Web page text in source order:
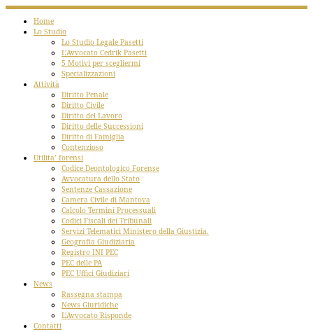
Home
Lo Studio
Lo Studio Legale Pasetti
L’Avvocato Cedrik Pasetti
5 Motivi per scegliermi
Specializzazioni
Attività
Diritto Penale
Diritto Civile
Diritto del Lavoro
Diritto delle Successioni
Diritto di Famiglia
Contenzioso
Utilita’ forensi
Codice Deontologico Forense
Avvocatura dello Stato
Sentenze Cassazione
Camera Civile di Mantova
Calcolo Termini Processuali
Codici Fiscali dei Tribunali
Servizi Telematici Ministero della Giustizia.
Geografia Giudiziaria
Registro INI PEC
PEC delle PA
PEC Uffici Giudiziari
News
Rassegna stampa
News Giuridiche
L’Avvocato Risponde
Contatti